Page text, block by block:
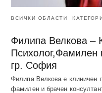
ВСИЧКИ ОБЛАСТИ
Филипа Велкова –
Психолог,Фамилен
гр. София
Филипа Велкова е клиничен
фамилен и брачен